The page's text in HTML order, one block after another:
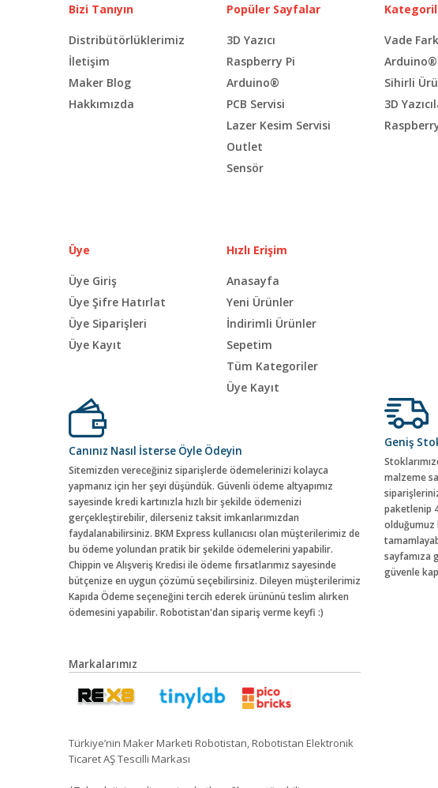
Bizi Tanıyın
Distribütörlüklerimiz
İletişim
Maker Blog
Hakkımızda
Popüler Sayfalar
3D Yazıcı
Raspberry Pi
Arduino®
PCB Servisi
Lazer Kesim Servisi
Outlet
Sensör
Vade
Arduino®
Sihirli
3D
Üye
Üye Giriş
Üye Şifre Hatırlat
Üye Siparişleri
Üye Kayıt
Hızlı Erişim
Anasayfa
Yeni Ürünler
İndirimli Ürünler
Sepetim
Tüm Kategoriler
Üye Kayıt
Canınız Nasıl İsterse Öyle Ödeyin
Sitemizden vereceğiniz siparişlerde ödemelerinizi kolayca
yapmanız için her şeyi düşündük. Güvenli ödeme altyapımız
sayesinde kredi kartınızla hızlı bir şekilde ödemenizi
gerçekleştirebilir, dilerseniz taksit imkanlarımızdan
faydalanabilirsiniz. BKM Express kullanıcısı olan müşterilerimiz de
bu ödeme yolundan pratik bir şekilde ödemelerini yapabilir.
Chippin ve Alışveriş Kredisi ile ödeme fırsatlarımız sayesinde
bütçenize en uygun çözümü seçebilirsiniz. Dileyen müşterilerimiz
Kapıda Ödeme seçeneğini tercih ederek ürününü teslim alırken
ödemesini yapabilir. Robotistan'dan sipariş verme keyfi :)
Geniş
malzeme
paketlenip
olduğumuz
sayfamıza
güvenle
Markalarımız
Türkiye’nin Maker Marketi Robotistan, Robotistan Elektronik
Ticaret AŞ Tescilli Markası